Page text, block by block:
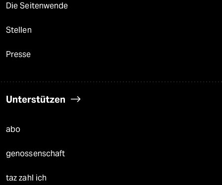
Die Seitenwende
Stellen
Presse
Unterstützen
abo
genossenschaft
taz zahl ich